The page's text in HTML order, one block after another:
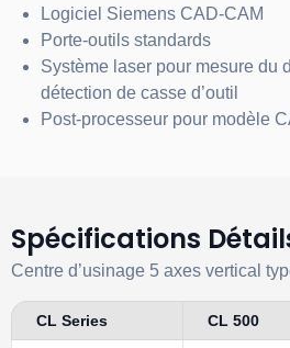
Logiciel Siemens CAD-CAM
Porte-outils standards
Système laser pour mesure du
détection de casse d’outil
Post-processeur pour modèle
Spécifications
Centre d’usinage 5 axes vertical
CL Series CL 500